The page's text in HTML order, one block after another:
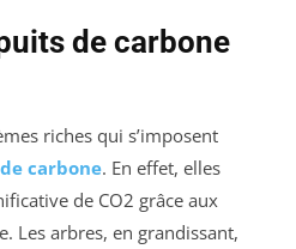
de carbone
riches qui s’imposent
carbone. En effet, elles
de CO2 grâce aux
Les arbres, en grandissant,